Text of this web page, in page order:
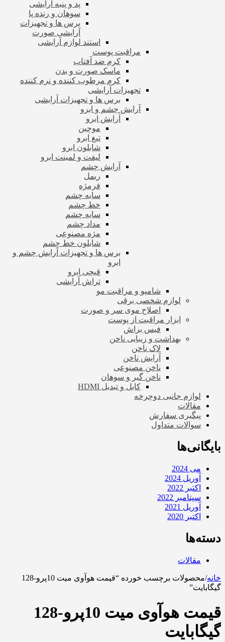
پد و پنبه آرایشی
سوهان و رنده پا
برس ها و تجهیزات
آرایشی صورت
استند لوازم آرایشی
مراقبت پوست
کرم ضد آفتاب
ماسک صورت و بدن
کرم مرطوب کننده و نرم کننده
تجهیزات آرایشی
برس ها و تجهیزات آرایشی
آرایش چشم و ابرو
آرایش ابرو
موچین
تیغ ابرو
شابلون ابرو
لیفت و لمینت ابرو
آرایش چشم
ریمل
فرمژه
سایه چشم
خط چشم
سایه چشم
مداد چشم
مژه مصنوعی
شابلون خط چشم
برس ها و تجهیزات آرایش چشم و
ابرو
قیچی ابرو
تراش آرایشی
شامپو و مراقبت مو
لوازم شخصی برقی
اصلاح موی سر و صورت
ابزار مراقبت از پوست
فیس براش
بهداشت و زیبایی ناخن
لاک ناخن
آرایش ناخن
ناخن مصنوعی
ناخن گیر و سوهان
کابل و تبدیل HDMI
لوازم جانبی دوچرخه
مقالات
پیگیری سفارش
سوالات متداول
بایگانی‌ها
می 2024
آوریل 2024
اکتبر 2022
سپتامبر 2022
آوریل 2021
اکتبر 2020
دسته‌ها
مقالات
خانه/
محصولات برچسب خورده “قیمت هوآوی میت 10پرو-128
گیگابایت”
قیمت هوآوی میت 10پرو-128
گیگابایت